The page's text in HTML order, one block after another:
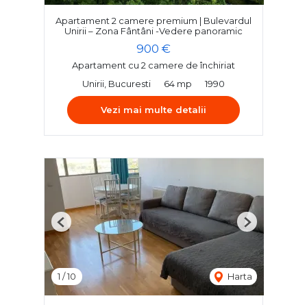
Apartament 2 camere premium | Bulevardul
Unirii – Zona Fântâni -Vedere panoramic
900 €
Apartament cu 2 camere de închiriat
Unirii, Bucuresti
64 mp 1990
Vezi mai multe detalii
1 /10 Harta
Previous Next